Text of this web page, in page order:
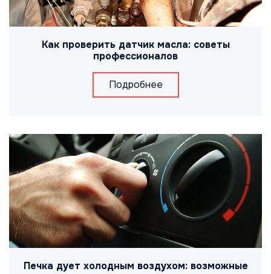
Как проверить датчик масла: советы
профессионалов
Подробнее
Печка дует холодным воздухом: возможные